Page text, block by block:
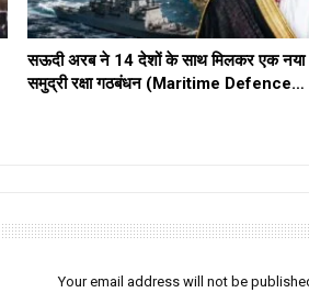
सऊदी अरब ने 14 देशों के साथ मिलकर एक नया
समुद्री रक्षा गठबंधन (Maritime Defence…
Your email address will not be